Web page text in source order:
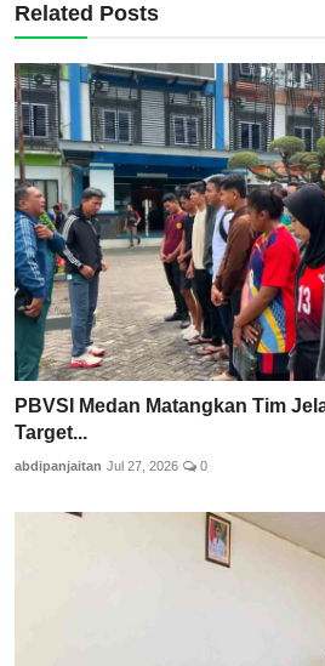
Related Posts
PBVSI Medan Matangkan Tim
Target...
abdipanjaitan Jul 27, 2026 0